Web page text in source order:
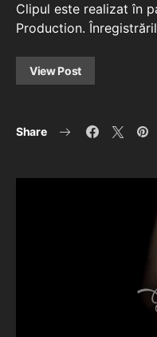
Clipul este realizat în
Production.
View Post
Share